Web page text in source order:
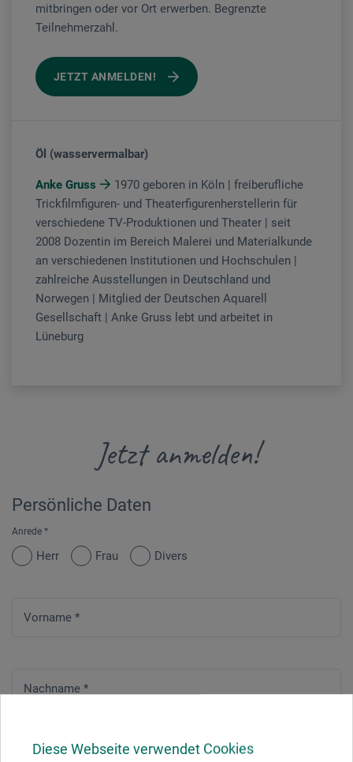
Diese Webseite verwendet Cookies
mitbringen oder vor Ort erwerben. Begrenzte
Teilnehmerzahl.
JETZT ANMELDEN!
Öl (wasservermalbar)
Anke Gruss
1970 geboren in Köln | freiberufliche
Trickfilmfiguren- und Theaterfigurenherstellerin für
verschiedene TV-Produktionen und Theater | seit
2008 Dozentin im Bereich Malerei und Materialkunde
an verschiedenen Institutionen und Hochschulen |
zahlreiche Ausstellungen in Deutschland und
Norwegen | Mitglied der Deutschen Aquarell
Gesellschaft | Anke Gruss lebt und arbeitet in
Lüneburg
Jetzt anmelden!
Persönliche Daten
Anrede *
Herr Frau Divers
Vorname *
Nachname *